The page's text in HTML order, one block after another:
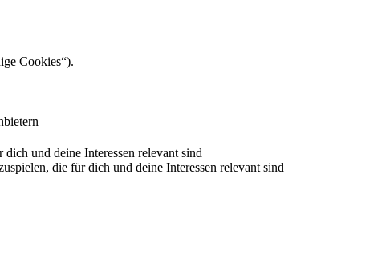
Cookies“).
und deine Interessen relevant sind
die für dich und deine Interessen relevant sind